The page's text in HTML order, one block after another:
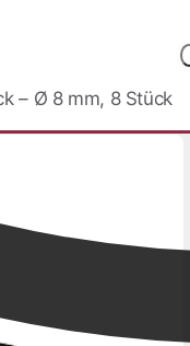
– Ø 8 mm, 8 Stück